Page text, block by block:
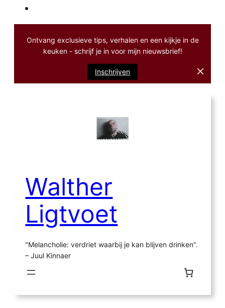
Ontvang exclusieve tips, verhalen en een kijkje in de
keuken - schrijf je in voor mijn nieuwsbrief!
Inschrijven
Walther
Ligtvoet
"Melancholie: verdriet waarbij je kan blijven drinken".
– Juul Kinnaer